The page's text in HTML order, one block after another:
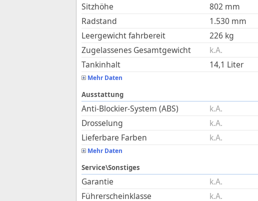
Sitzhöhe 802 mm
Radstand
1.530 mm
Leergewicht fahrbereit
226 kg
Zugelassenes Gesamtgewicht
k.A.
Tankinhalt
14,1 Liter
Mehr Daten
Ausstattung
Anti-Blockier-System (ABS)
k.A.
Drosselung
k.A.
Lieferbare Farben
k.A.
Mehr Daten
Service\Sonstiges
Garantie
k.A.
Führerscheinklasse
k.A.